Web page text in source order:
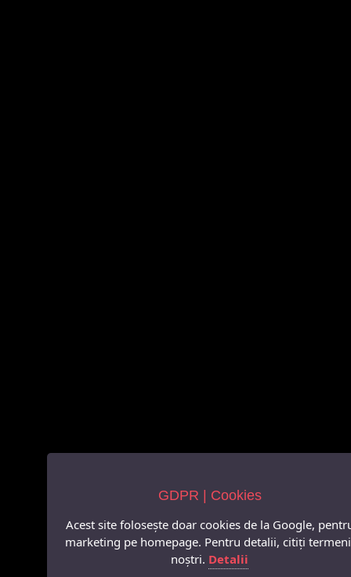
GDPR | Cookies
Acest site folosește doar cookies de la Google,
marketing pe homepage. Pentru detalii, citiți
noștri. Detalii